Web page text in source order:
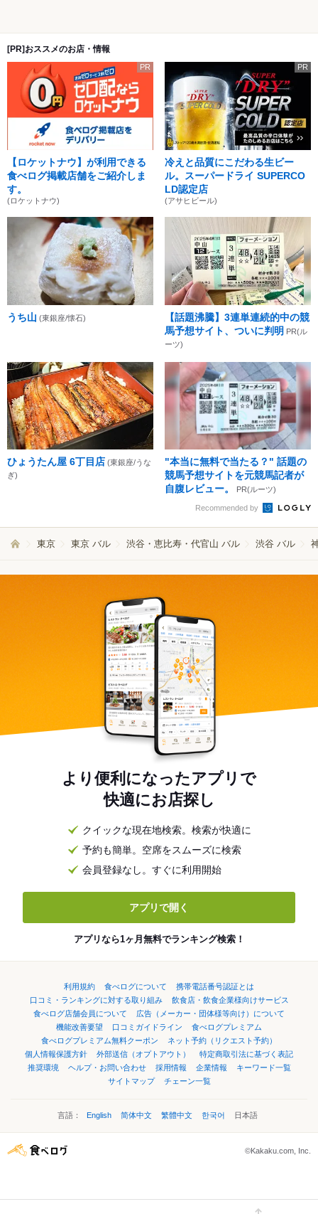
[PR]おススメのお店・情報
PR
【ロケットナウ】が利用できる
食べログ掲載店舗をご紹介しま
す。
(ロケットナウ)
PR
冷えと品質にこだわる生ビー
ル。スーパードライ SUPERCO
LD認定店
(アサヒビール)
うち山 (東銀座/懐石)
【話題沸騰】3連単連続的中の競
馬予想サイト、ついに判明 PR(ル
ーツ)
ひょうたん屋 6丁目店 (東銀座/うな
ぎ)
"本当に無料で当たる？" 話題の
競馬予想サイトを元競馬記者が
自腹レビュー。
PR(ルーツ)
Recommended by
東京 東京 バル 渋谷・恵比寿・代官山 バル 渋谷 バル
より便利になったアプリで
快適にお店探し
クイックな現在地検索。検索が快適に
予約も簡単。空席をスムーズに検索
会員登録なし。すぐに利用開始
アプリで開く
アプリなら1ヶ月無料でランキング検索！
利用規約 食べログについて
携帯電話番号認証とは
口コミ・ランキングに対する取り組み
飲食店・飲食企業様向けサービス
食べログ店舗会員について
広告（メーカー・団体様等向け）について
機能改善要望
口コミガイドライン
食べログプレミアム
食べログプレミアム無料クーポン
ネット予約（リクエスト予約）
個人情報保護方針
外部送信（オプトアウト）
特定商取引法に基づく表記
推奨環境
ヘルプ・お問い合わせ 採用情報 企業情報
キーワード一覧
サイトマップ
チェーン一覧
言語： English 简体中文 繁體中文 한국어 日本語
©Kakaku.com, Inc.